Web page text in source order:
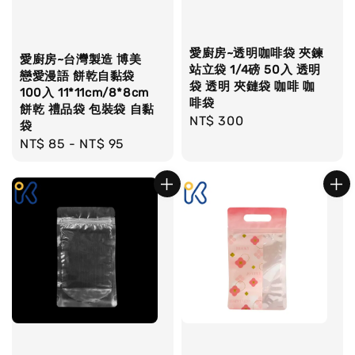
愛廚房~台灣製造 博美
戀愛漫語 餅乾自黏袋
100入 11*11cm/8*8cm
餅乾 禮品袋 包裝袋 自黏
袋
Regular
NT$ 85 - NT$ 95
愛廚房~透明咖啡袋 夾鍊
站立袋 1/4磅 50入 透明
袋 透明 夾鏈袋 咖啡 咖
啡袋
Regular
NT$ 300